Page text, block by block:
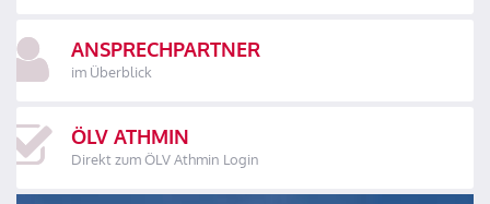
ANSPRECHPARTNER
im Überblick
ÖLV ATHMIN
Direkt zum ÖLV Athmin Login